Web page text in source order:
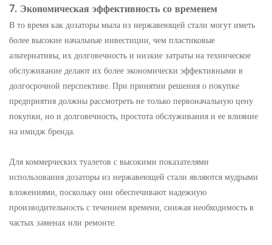
7. Экономическая эффективность со временем
В то время как дозаторы мыла из нержавеющей стали могут иметь
более высокие начальные инвестиции, чем пластиковые
альтернативы, их долговечность и низкие затраты на техническое
обслуживание делают их более экономически эффективными в
долгосрочной перспективе. При принятии решения о покупке
предприятия должны рассмотреть не только первоначальную цену
покупки, но и долговечность, простота обслуживания и ее влияние
на имидж бренда.
Для коммерческих туалетов с высокими показателями
использования дозаторы из нержавеющей стали являются мудрыми
вложениями, поскольку они обеспечивают надежную
производительность с течением времени, снижая необходимость в
частых заменах или ремонте.